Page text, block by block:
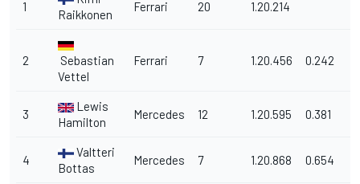
1
Raikkonen
Ferrari 20 1.20.214
2
Sebastian
Vettel
Ferrari 7 1.20.456 0.242
3
Lewis
Hamilton
Mercedes 12 1.20.595 0.381
4
Valtteri
Bottas
Mercedes 7 1.20.868 0.654